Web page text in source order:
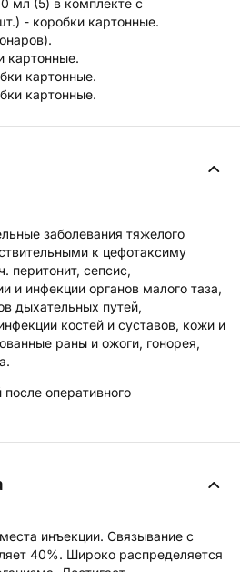
мл (5) в комплекте с
- коробки картонные.
картонные.
картонные.
картонные.
заболевания тяжелого
к цефотаксиму
перитонит, сепсис,
и инфекции органов малого таза,
дыхательных путей,
костей и суставов, кожи и
раны и ожоги, гонорея,
оперативного
инъекции. Связывание с
40%. Широко распределяется